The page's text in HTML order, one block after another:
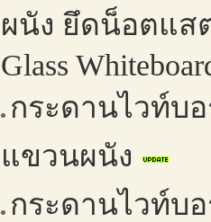
ผนัง ยึดน็อตแส
Glass
กระดานไวท์บ
แขวนผนัง
กระดานไวท์บ